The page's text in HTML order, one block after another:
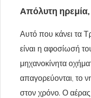
Απόλυτη
Αυτό που κάνει τα
είναι η αφοσίωσή
μηχανοκίνητα
απαγορεύονται, το
στον χρόνο. Ο αέρας